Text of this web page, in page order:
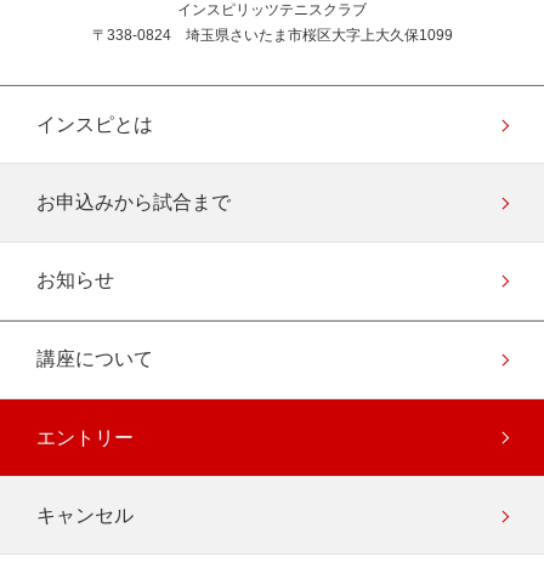
インスピリッツテニスクラブ
〒338-0824 埼玉県さいたま市桜区大字上大久保1099
インスピとは
お申込みから試合まで
お知らせ
講座について
エントリー
キャンセル